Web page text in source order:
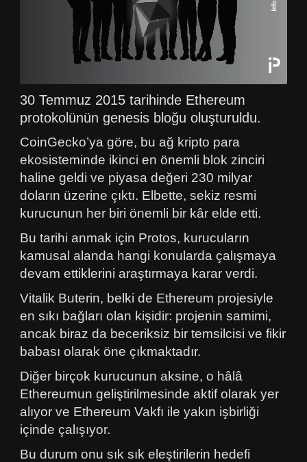
30 Temmuz 2015 tarihinde Ethereum
protokolünün genesis bloğu oluşturuldu.
CoinGecko’ya göre, bu ağ kripto para
ekosisteminde ikinci en önemli blok zinciri
haline geldi ve piyasa değeri 230 milyar
doların üzerine çıktı. Elbette, sekiz resmi
kurucunun her biri önemli bir kâr elde etti.
Bu tarihi anmak için Protos, kurucuların
kamusal alanda hangi konularda çalışmaya
devam ettiklerini araştırmaya karar verdi.
Vitalik Buterin, belki de Ethereum projesiyle
en sıkı bağları olan kişidir: projenin samimi,
ancak biraz da beceriksiz bir temsilcisi ve fikir
babası olarak öne çıkmaktadır.
Diğer birçok kurucunun aksine, o hâlâ
Ethereumun geliştirilmesinde aktif olarak yer
alıyor ve Ethereum Vakfı ile yakın işbirliği
içinde çalışıyor.
Bu durum onu sık sık eleştirilerin hedefi